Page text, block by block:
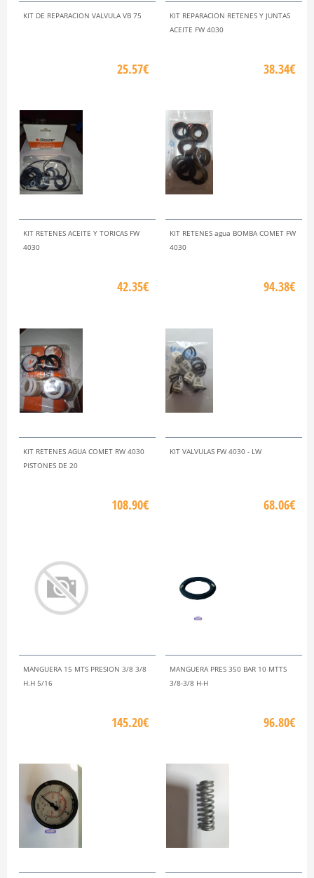
KIT DE REPARACION VALVULA VB 75
25.57€
KIT REPARACION RETENES Y JUNTAS
ACEITE FW 4030
38.34€
KIT RETENES ACEITE Y TORICAS FW
4030
42.35€
KIT RETENES agua BOMBA COMET FW
4030
94.38€
KIT RETENES AGUA COMET RW 4030
PISTONES DE 20
108.90€
KIT VALVULAS FW 4030 - LW
68.06€
MANGUERA 15 MTS PRESION 3/8 3/8
H.H 5/16
145.20€
MANGUERA PRES 350 BAR 10 MTTS
3/8-3/8 H-H
96.80€